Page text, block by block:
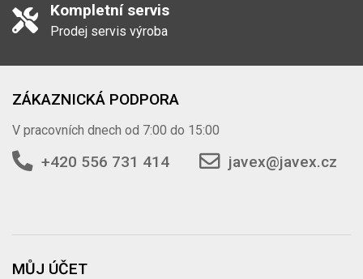
Kompletní servis
Prodej servis výroba
ZÁKAZNICKÁ PODPORA
V pracovních dnech od 7:00 do 15:00
+420 556 731 414 javex@javex.cz
MŮJ ÚČET